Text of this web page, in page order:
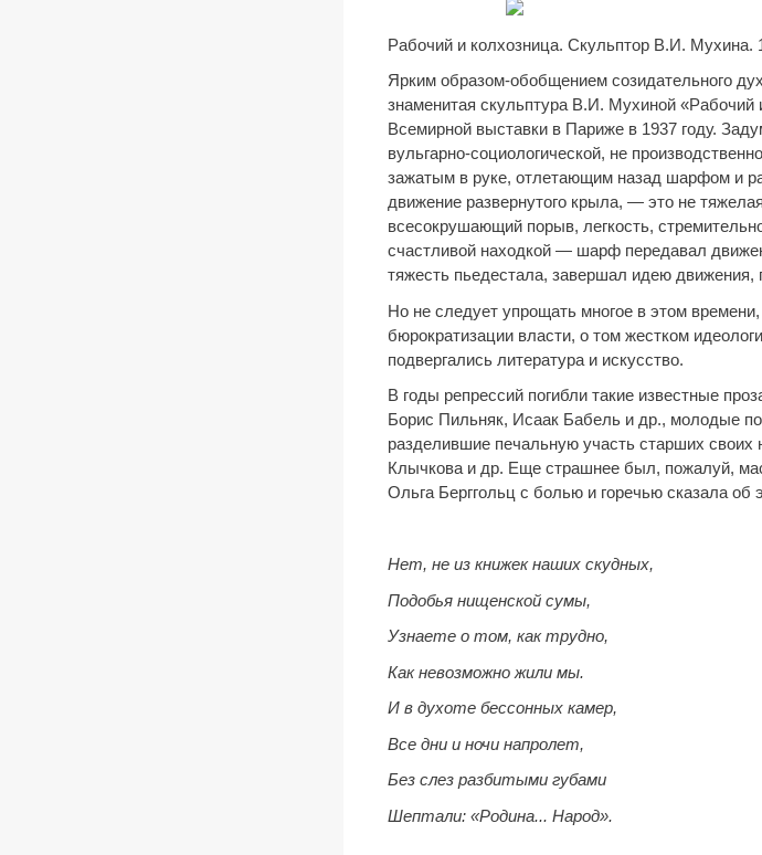
Рабочий и колхозница. Скульптор В.И. Мухина.
Ярким образом-обобщением созидательного
знаменитая скульптура В.И. Мухиной «Рабочий
Всемирной выставки в Париже в 1937 году.
вульгарно-социологической, не
зажатым в руке, отлетающим назад шарфом и
движение развернутого крыла, — это не
всесокрушающий порыв, легкость,
счастливой находкой — шарф передавал
тяжесть пьедестала, завершал идею движения,
Но не следует упрощать многое в этом
бюрократизации власти, о том жестком
подвергались литература и искусство.
В годы репрессий погибли такие известные
Борис Пильняк, Исаак Бабель и др., молодые
разделившие печальную участь старших своих
Клычкова и др. Еще страшнее был, пожалуй,
Ольга Берггольц с болью и горечью сказала об
Нет, не из книжек наших скудных,
Подобья нищенской сумы,
Узнаете о том, как трудно,
Как невозможно жили мы.
И в духоте бессонных камер,
Все дни и ночи напролет,
Без слез разбитыми губами
Шептали: «Родина... Народ».